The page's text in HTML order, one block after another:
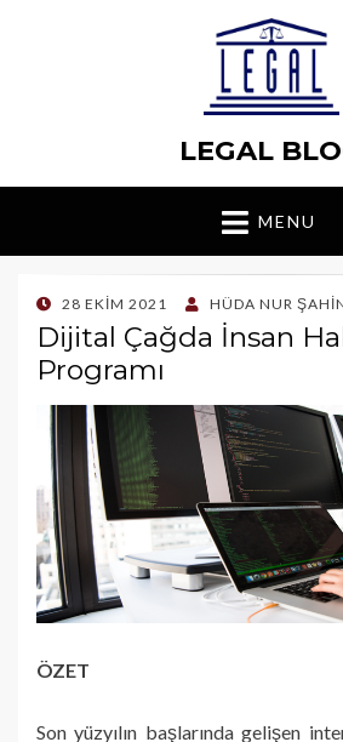
LEGAL
MENU
POSTED
ON
28 EKIM 2021 HÜDA NUR
Dijital Çağda İnsan
Programı
ÖZET
Son yüzyılın başlarında gelişen